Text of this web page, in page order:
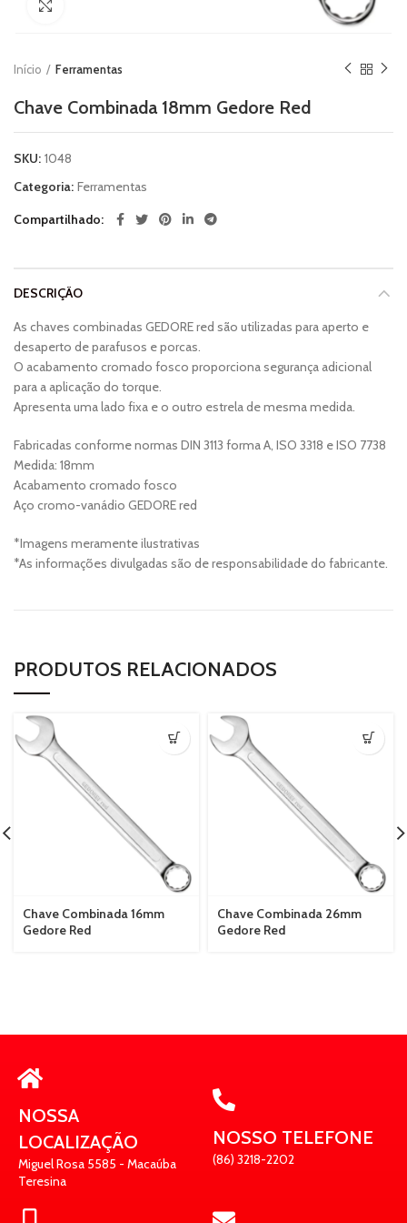
Início Ferramentas
Chave Combinada 18mm Gedore Red
SKU: 1048
Categoria: Ferramentas
Compartilhado
DESCRIÇÃO
As chaves combinadas GEDORE red são utilizadas para aperto e
desaperto de parafusos e porcas.
O acabamento cromado fosco proporciona segurança adicional
para a aplicação do torque.
Apresenta uma lado fixa e o outro estrela de mesma medida.
Fabricadas conforme normas DIN 3113 forma A, ISO 3318 e ISO 7738
Medida: 18mm
Acabamento cromado fosco
Aço cromo-vanádio GEDORE red
*Imagens meramente ilustrativas
*As informações divulgadas são de responsabilidade do fabricante.
PRODUTOS RELACIONADOS
Chave Combinada 16mm
Gedore Red
Chave Combinada 26mm
Gedore Red
NOSSA
LOCALIZAÇÃO
Miguel Rosa 5585 - Macaúba
Teresina
NOSSO TELEFONE
(86) 3218-2202